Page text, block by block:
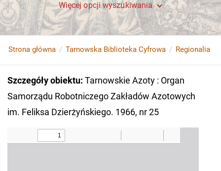
Więcej opcji wyszukiwania
Strona główna Tarnowska Biblioteka Cyfrowa Regionalia
Szczegóły obiektu: Tarnowskie Azoty : Organ
Samorządu Robotniczego Zakładów Azotowych
im. Feliksa Dzierżyńskiego. 1966, nr 25